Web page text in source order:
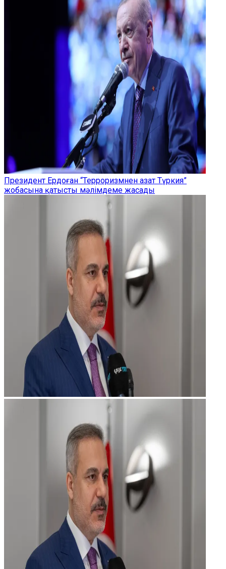
Президент Ердоған “Терроризмнен азат Түркия”
жобасына қатысты мәлімдеме жасады